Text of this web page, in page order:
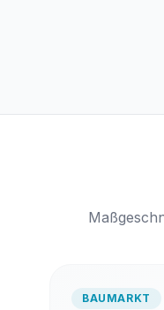
BAUMARKT